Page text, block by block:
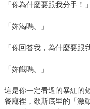
「你為什麼要跟我分手！」
「妳渴嗎。」
「你回答我，為什麼要跟
「妳餓嗎。」
這是你一定看過的暴紅的
餐廳裡，歇斯底里的「激